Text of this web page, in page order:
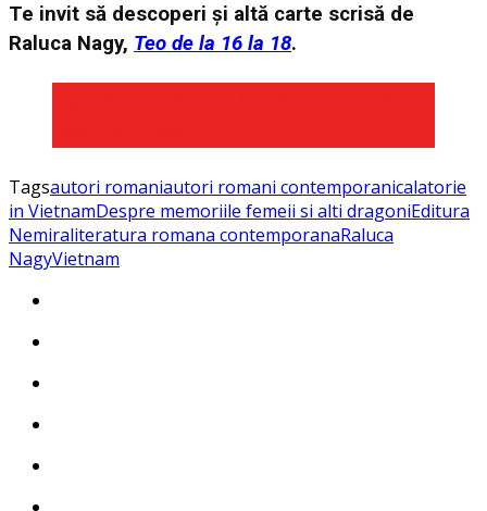
Te invit să descoperi și altă carte scrisă de
Raluca Nagy, Teo de la 16 la 18.
Tagsautori romaniautori romani contemporanicalatorie
in VietnamDespre memoriile femeii si alti dragoniEditura
Nemiraliteratura romana contemporanaRaluca
NagyVietnam